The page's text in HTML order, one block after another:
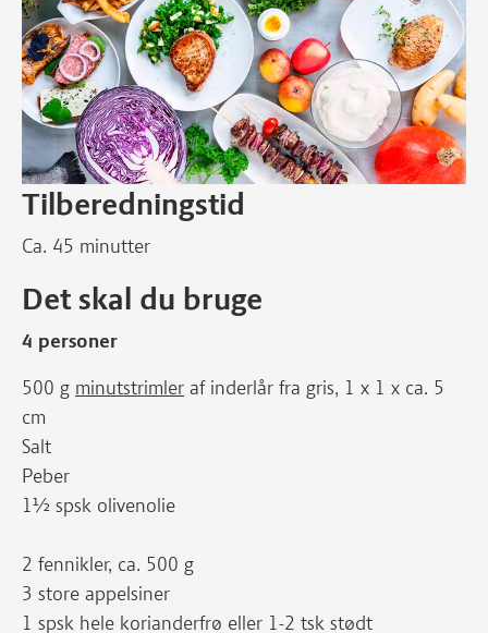
Tilberedningstid
Ca. 45 minutter
Det skal du bruge
4 personer
500 g minutstrimler af inderlår fra gris, 1 x 1 x ca. 5
cm
Salt
Peber
1½ spsk olivenolie
2 fennikler, ca. 500 g
3 store appelsiner
1 spsk hele korianderfrø eller 1-2 tsk stødt